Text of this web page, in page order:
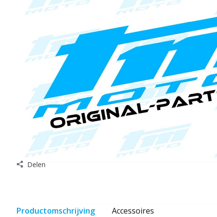
Delen
Productomschrijving Accessoires